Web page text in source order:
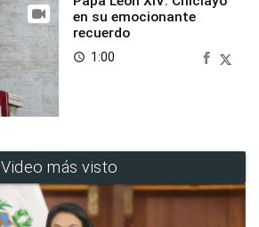
en su emocionante
recuerdo
access_time 1:00
Video más visto